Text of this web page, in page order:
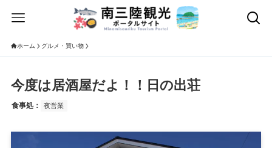
ホーム グルメ・買い物
今度は居酒屋だよ！！日の出荘
食事処： 夜営業